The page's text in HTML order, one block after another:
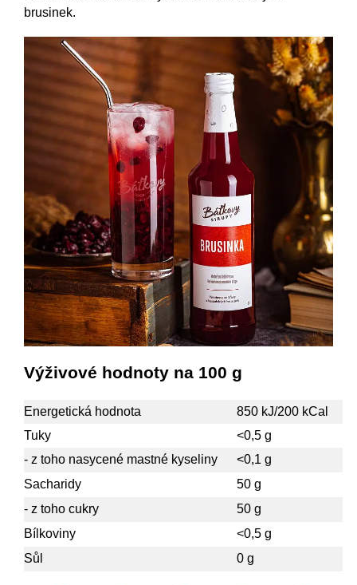
brusinek.
Výživové hodnoty na 100 g
Energetická hodnota
850 kJ/200 kCal
Tuky
<0,5 g
- z toho nasycené mastné kyseliny
<0,1 g
Sacharidy
50 g
- z toho cukry
50 g
Bílkoviny
<0,5 g
Sůl
0 g